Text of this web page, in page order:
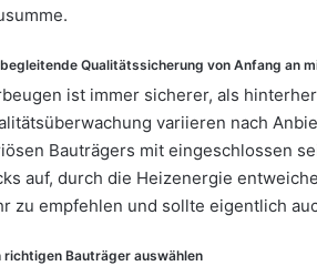
Qualitätssicherung von Anfang an
ist immer sicherer, als
variieren nach
Bauträgers mit eingeschlossen
auf, durch die Heizenergie
zu empfehlen und sollte eigentlich
richtigen Bauträger auswählen